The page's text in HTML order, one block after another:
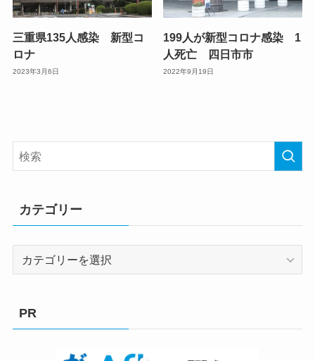
三重県135人感染 新型コ
ロナ
2023年3月6日
199人が新型コロナ感染 1
人死亡 四日市市
2022年9月19日
カテゴリー
PR